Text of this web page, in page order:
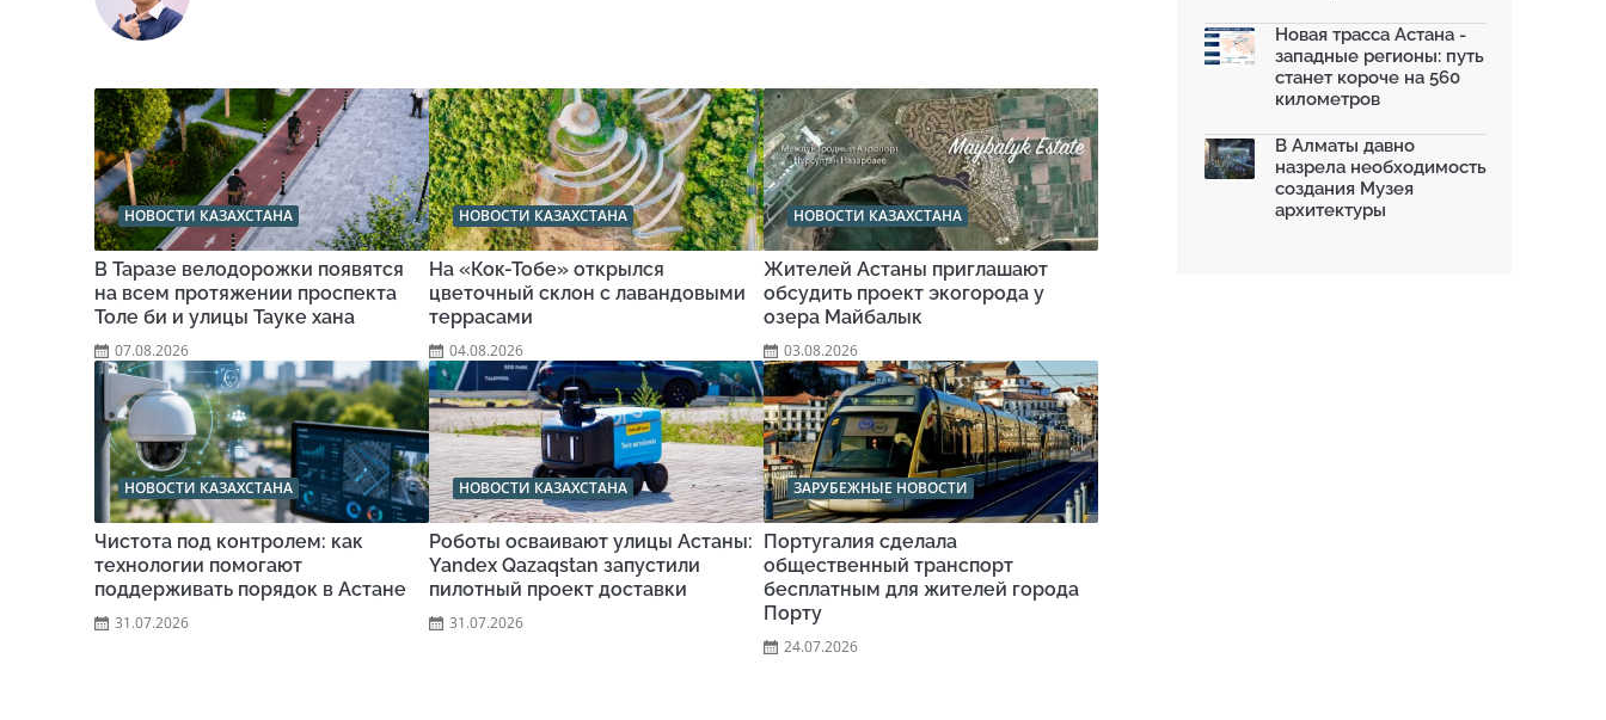
НОВОСТИ КАЗАХСТАНА
В Таразе велодорожки появятся
на всем протяжении проспекта
Толе би и улицы Тауке хана
07.08.2026
НОВОСТИ КАЗАХСТАНА
На «Кок-Тобе» открылся
цветочный склон с лавандовыми
террасами
04.08.2026
НОВОСТИ КАЗАХСТАНА
Жителей Астаны приглашают
обсудить проект экогорода у
озера Майбалык
03.08.2026
НОВОСТИ КАЗАХСТАНА
Чистота под контролем: как
технологии помогают
поддерживать порядок в Астане
31.07.2026
НОВОСТИ КАЗАХСТАНА
Роботы осваивают улицы Астаны:
Yandex Qazaqstan запустили
пилотный проект доставки
31.07.2026
ЗАРУБЕЖНЫЕ НОВОСТИ
Португалия сделала
общественный транспорт
бесплатным для жителей города
Порту
24.07.2026
июня заработает авто...
19.06.2026Новая трасса Астана -
западные регионы: путь
станет короче на 560
километров
В Алматы давно
назрела необходимость
создания Музея
архитектуры